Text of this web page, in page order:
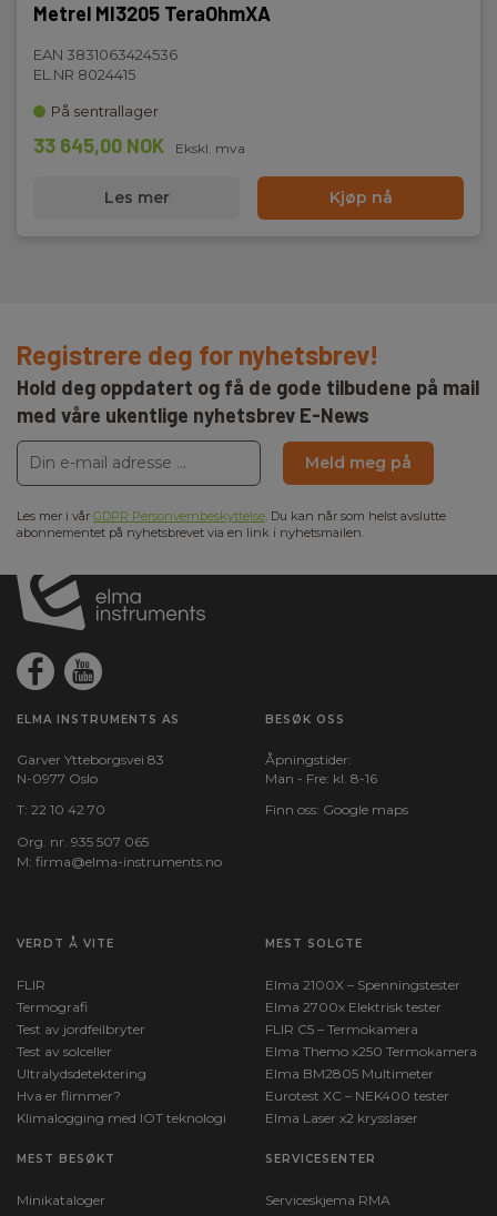
Metrel MI3205 TeraOhmXA
EAN 3831063424536
EL.NR 8024415
På sentrallager
33 645,00 NOK Ekskl. mva
Les mer Kjøp nå
Registrere deg for nyhetsbrev!
Hold deg oppdatert og få de gode tilbudene på mail
med våre ukentlige nyhetsbrev E-News
Meld meg på
Les mer i vår GDPR Personvernbeskyttelse. Du kan når som helst avslutte
abonnementet på nyhetsbrevet via en link i nyhetsmailen.
ELMA INSTRUMENTS AS
Garver Ytteborgsvei 83
N-0977 Oslo
T: 22 10 42 70
Org. nr. 935 507 065
M: firma@elma-instruments.no​
BESØK OSS
Åpningstider:
Man - Fre: kl. 8-16
Finn oss: Google maps
VERDT Å VITE
FLIR
Termografi
Test av jordfeilbryter
Test av solceller
Ultralydsdetektering
Hva er flimmer?
Klimalogging med IOT teknologi
MEST SOLGTE
Elma 2100X – Spenningstester
Elma 2700x Elektrisk tester
FLIR C5 – Termokamera
Elma Themo x250 Termokamera
Elma BM2805 Multimeter
Eurotest XC – NEK400 tester
Elma Laser x2 krysslaser
MEST BESØKT
Minikataloger
SERVICESENTER
Serviceskjema RMA